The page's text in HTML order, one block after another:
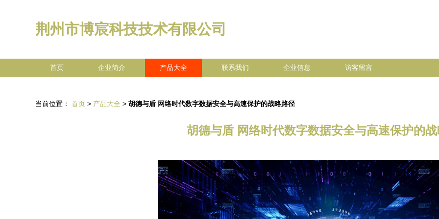
荆州市博宸科技技术有限公司
首页 企业简介 产品大全 联系我们 企业信息 访客留言
当前位置： 首页 > 产品大全 > 胡德与盾 网络时代数字数据安全与高速保护的战略路径
胡德与盾 网络时代数字数据安全与高速保护的